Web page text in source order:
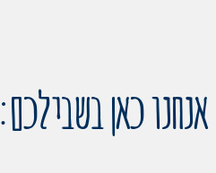
אנחנו כאן בשבילכם: